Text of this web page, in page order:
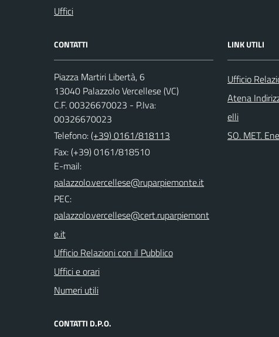
Uffici
CONTATTI
Piazza Martiri Libertà, 6
13040 Palazzolo Vercellese (VC)
C.F. 00326670023 - P.Iva:
00326670023
Telefono:(+39) 0161/818113
Fax: (+39) 0161/818510
E-mail:
PEC:
Ufficio Relazioni con il Pubblico
Uffici e orari
Numeri utili
CONTATTI D.P.O.
LINK UTILI
Ufficio
Atena
elli
SO. MET.